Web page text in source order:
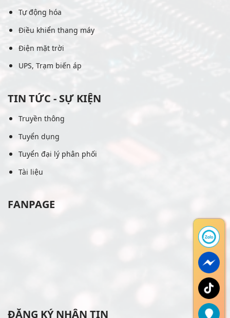
Tự động hóa
Điều khiển thang máy
Điện mặt trời
UPS, Trạm biến áp
TIN TỨC - SỰ KIỆN
Truyền thông
Tuyển dụng
Tuyển đại lý phân phối
Tài liệu
FANPAGE
ĐĂNG KÝ NHẬN TIN